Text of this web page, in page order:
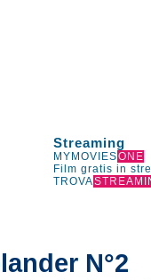
Streaming
MYMOVIESONE
Film gratis in
TROVA
N°2